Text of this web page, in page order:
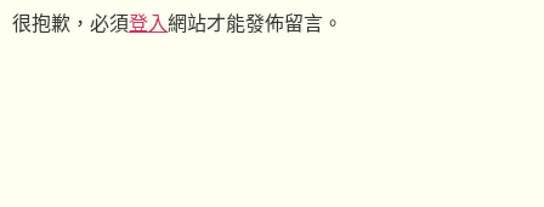
很抱歉，必須登入網站才能發佈留言。